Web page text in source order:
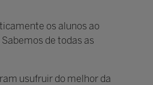
os alunos ao
de todas as
usufruir do melhor da